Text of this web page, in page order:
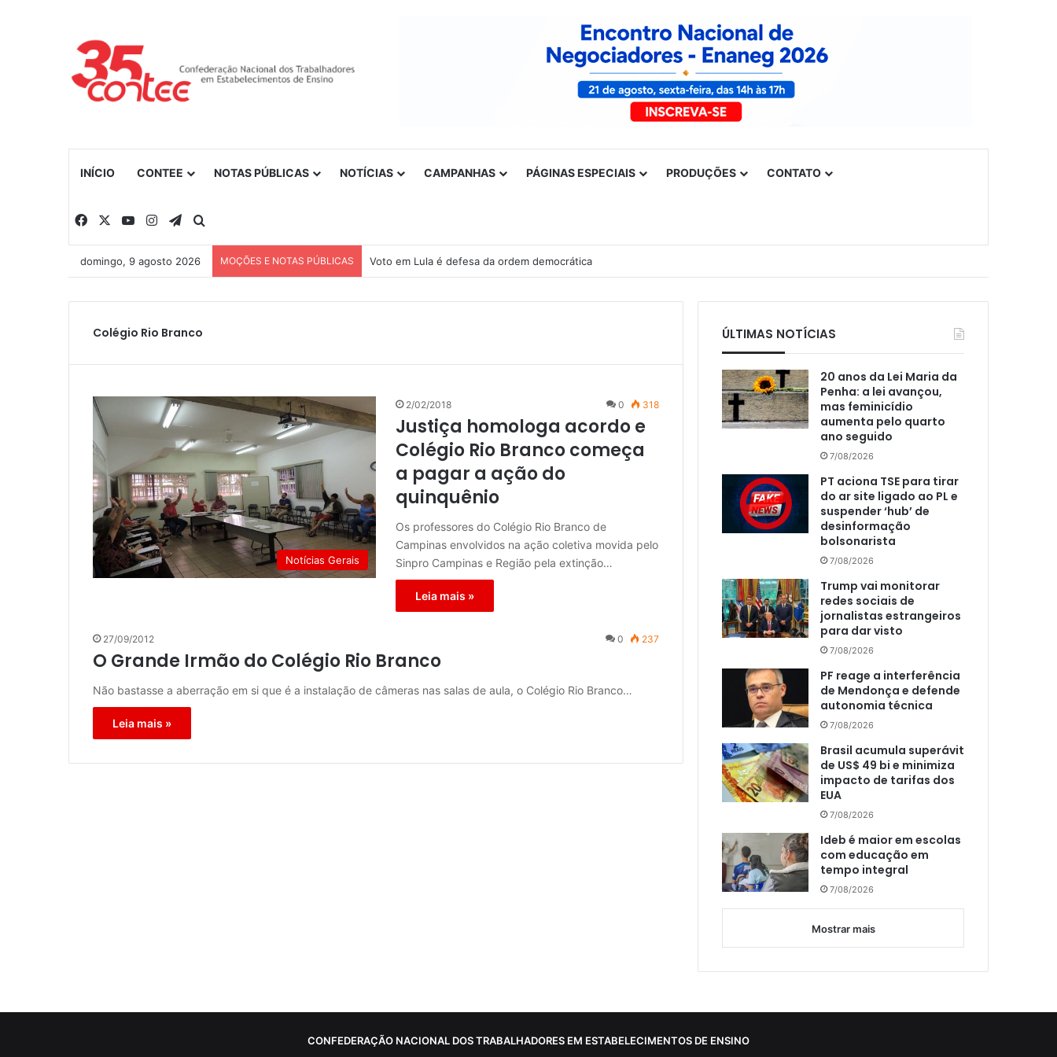
INÍCIO CONTEE NOTAS PÚBLICAS NOTÍCIAS CAMPANHAS PÁGINAS ESPECIAIS PRODUÇÕES CONTATO
Facebook YouTubeInstagramTelegram
domingo, 9 agosto 2026 MOÇÕES E NOTAS PÚBLICAS Voto em Lula é defesa da ordem democrática
Colégio Rio Branco
Notícias Gerais
2/02/2018 0 318
Justiça homologa acordo e
Colégio Rio Branco começa
a pagar a ação do
quinquênio
Os professores do Colégio Rio Branco de
Campinas envolvidos na ação coletiva movida pelo
Sinpro Campinas e Região pela extinção…
Leia mais »
27/09/2012 0 237
O Grande Irmão do Colégio Rio Branco
Não bastasse a aberração em si que é a instalação de câmeras nas salas de aula, o Colégio Rio Branco…
Leia mais »
ÚLTIMAS NOTÍCIAS
20 anos da Lei Maria da
Penha: a lei avançou,
mas feminicídio
aumenta pelo quarto
ano seguido
7/08/2026
PT aciona TSE para tirar
do ar site ligado ao PL e
suspender ‘hub’ de
desinformação
bolsonarista
7/08/2026
Trump vai monitorar
redes sociais de
jornalistas estrangeiros
para dar visto
7/08/2026
PF reage a interferência
de Mendonça e defende
autonomia técnica
7/08/2026
Brasil acumula superávit
de US$ 49 bi e minimiza
impacto de tarifas dos
EUA
7/08/2026
Ideb é maior em escolas
com educação em
tempo integral
7/08/2026
Mostrar mais
CONFEDERAÇÃO NACIONAL DOS TRABALHADORES EM ESTABELECIMENTOS DE ENSINO